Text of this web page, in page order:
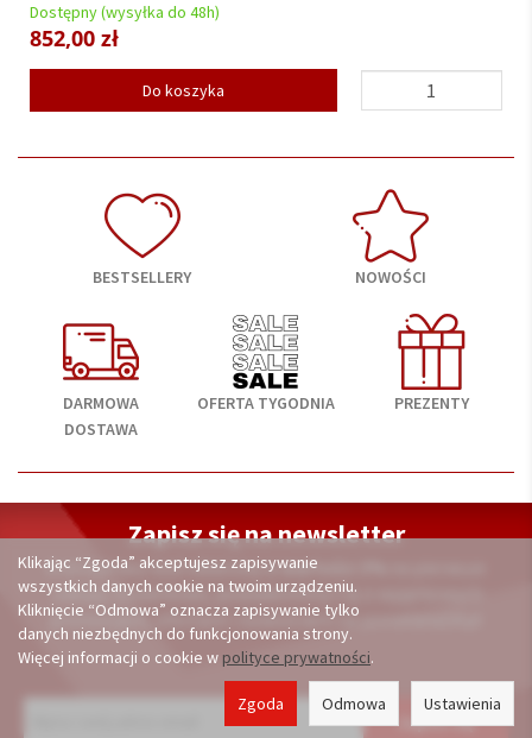
Dostępny (wysyłka do 48h)
699,00 zł 664,05 zł
Do koszyka
BESTSELLERY NOWOŚCI
DARMOWA
DOSTAWA
OFERTA TYGODNIA PREZENTY
Zapisz się na newsletter
A otrzymasz kod rabatowyo wartości 3%
zakupy. Dodatkowo, powiadomimy Cię o wyjątkowych
promocjach, ofertach i nowościach na porcelana24.pl
Klikając “Zgoda” akceptujesz zapisywanie
wszystkich danych cookie na twoim urządzeniu.
Kliknięcie “Odmowa” oznacza zapisywanie tylko
danych niezbędnych do funkcjonowania strony.
Więcej informacji o cookie w polityce prywatności.
Ustawienia
Odmowa
Zgoda